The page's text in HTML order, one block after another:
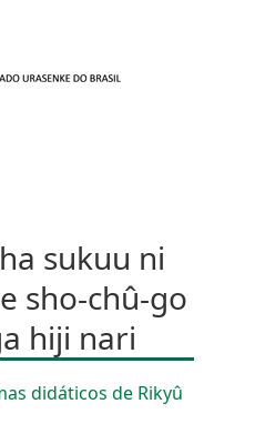
sukuu ni
sho-chû-go
hiji nari
didáticos de Rikyû